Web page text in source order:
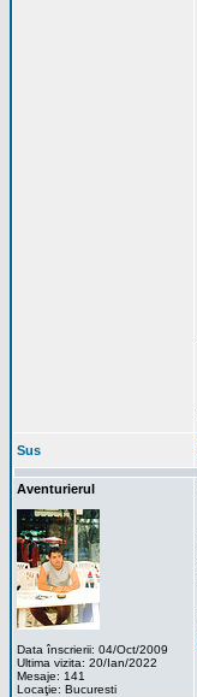
Sus
Aventurierul
Data înscrierii: 04/Oct/2009
Ultima vizita: 20/Ian/2022
Mesaje: 141
Locaţie: Bucuresti